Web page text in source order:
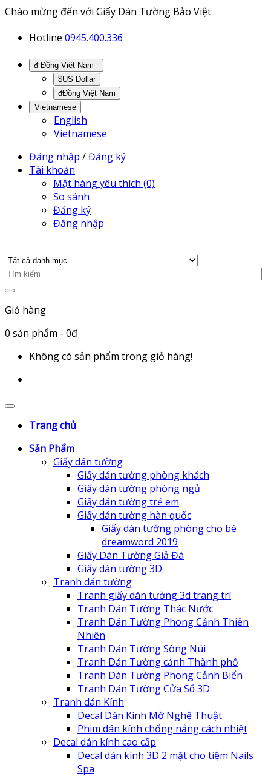
Chào mừng đến với Giấy Dán Tường Bảo Việt
Hotline 0945.400.336
$US Dollar
đĐồng Việt Nam
Vietnamese
English
Vietnamese
Đăng nhập /Đăng ký
Tài khoản
Mặt hàng yêu thích (0)
So sánh
Đăng ký
Đăng nhập
Giỏ hàng
0 sản phẩm - 0đ
Không có sản phẩm trong giỏ hàng!
Trang chủ
Sản Phẩm
Giấy dán tường
Giấy dán tường phòng khách
Giấy dán tường phòng ngủ
Giấy dán tường trẻ em
Giấy dán tường hàn quốc
Giấy dán tường phòng cho bé
dreamword 2019
Giấy Dán Tường Giả Đá
Giấy dán tường 3D
Tranh dán tường
Tranh giấy dán tường 3d trang trí
Tranh Dán Tường Thác Nước
Tranh Dán Tường Phong Cảnh Thiên
Nhiên
Tranh Dán Tường Sông Núi
Tranh Dán Tường cảnh Thành phố
Tranh Dán Tường Phong Cảnh Biển
Tranh Dán Tường Cửa Sổ 3D
Tranh dán Kính
Decal Dán Kính Mờ Nghệ Thuật
Phim dán kính chống nắng cách nhiệt
Decal dán kính cao cấp
Decal dán kính 3D 2 mặt cho tiệm Nails
Spa